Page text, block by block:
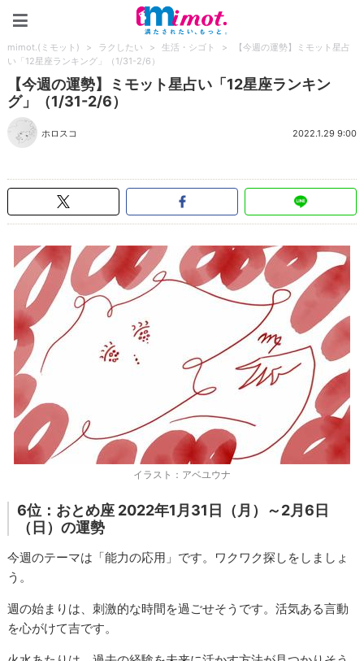
mimot.(ミモット) > ラクしたい > 生活・シゴト >
【今週の運勢】ミモット星占
い「12星座ランキング」（1/31-2/6）
【今週の運勢】ミモット星占い「12星座ランキン
グ」（1/31-2/6）
ホロスコ 2022.1.29 9:00
イラスト：アベユウナ
6位：おとめ座 2022年1月31日（月）～2月6日
（日）の運勢
今週のテーマは「能力の応用」です。ワクワク探しをしましょ
う。
週の始まりは、刺激的な時間を過ごせそうです。活気ある言動
を心がけて吉です。